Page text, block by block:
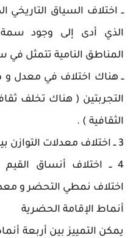
ــ اختلاف السياق
الذي أدى إلى وجود
المناطق النامية تتمثل
ــ هناك اختلاف في معدل و
التجربتين ( هناك تخلف
الثقافية ) .
3 ــ اختلاف معدلات التوازن بين السكان و الموارد .
4 ــ اختلاف أنساق
اختلاف نمطي التحضر و
أنماط الإقامة الحضرية
يمكن التمييز بين أربعة